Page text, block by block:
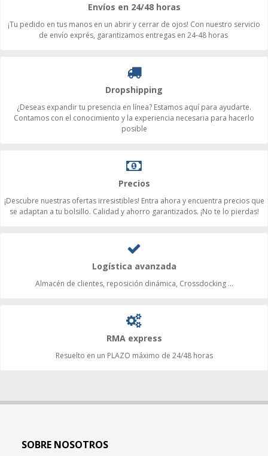
Envíos en 24/48 horas
¡Tu pedido en tus manos en un abrir y cerrar de ojos! Con nuestro servicio
de envío exprés, garantizamos entregas en 24-48 horas
Dropshipping
¿Deseas expandir tu presencia en línea? Estamos aquí para ayudarte.
Contamos con el conocimiento y la experiencia necesaria para hacerlo
posible
Precios
¡Descubre nuestras ofertas irresistibles! Entra ahora y encuentra precios que
se adaptan a tu bolsillo. Calidad y ahorro garantizados. ¡No te lo pierdas!
Logística avanzada
Almacén de clientes, reposición dinámica, Crossdocking ...
RMA express
Resuelto en un PLAZO máximo de 24/48 horas
SOBRE NOSOTROS